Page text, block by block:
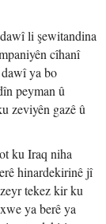
li şewitandina
cîhanî
ya bo
peyman û
zeviyên gazê û
ku Iraq niha
hinardekirinê jî
tekez kir ku
ya berê ya